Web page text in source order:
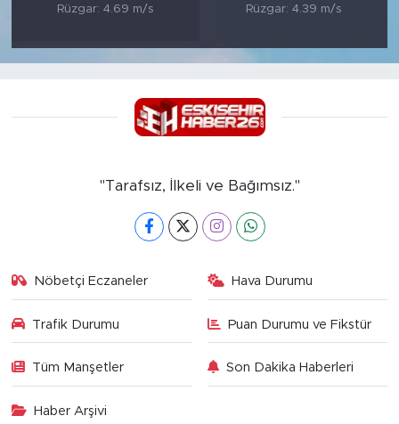
Rüzgar: 4.69 m/s
Rüzgar: 4.39 m/s
"Tarafsız, İlkeli ve Bağımsız."
Nöbetçi Eczaneler Hava Durumu
Trafik Durumu Puan Durumu ve Fikstür
Tüm Manşetler Son Dakika Haberleri
Haber Arşivi